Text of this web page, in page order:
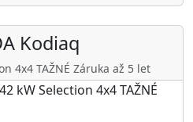
Kodiaq
4x4 TAŽNÉ Záruka až 5 let